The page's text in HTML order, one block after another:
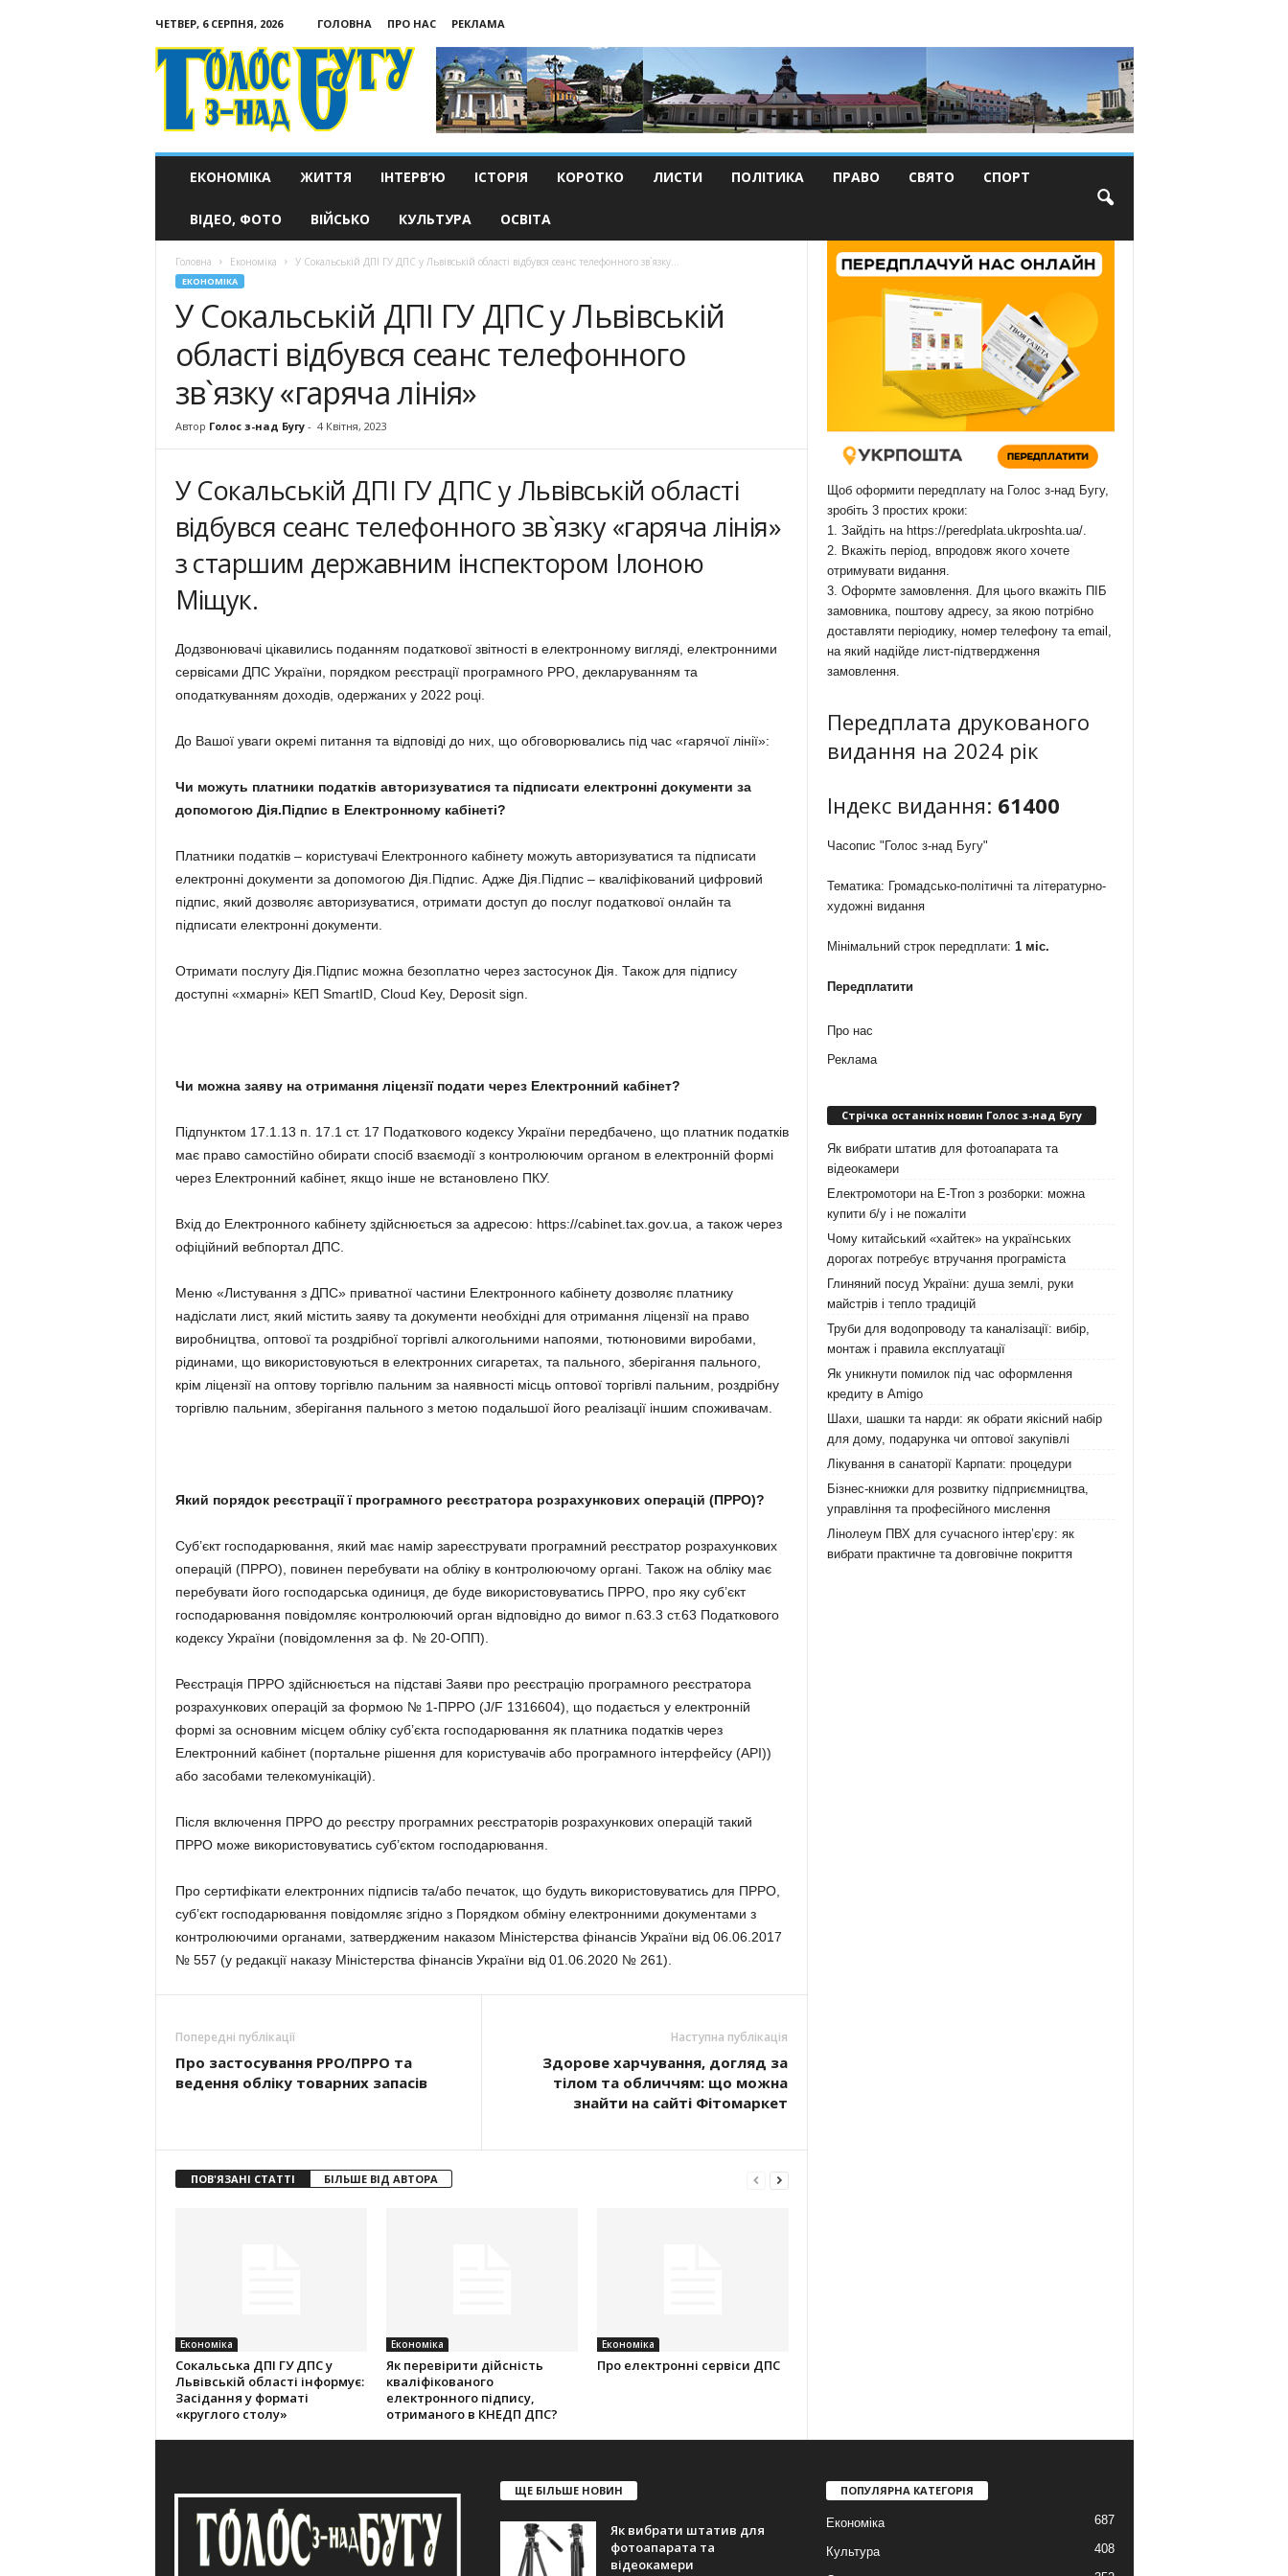
ЧЕТВЕР, 6 СЕРПНЯ, 2026 ГОЛОВНА ПРО НАС
РЕКЛАМА
Голос
з-
ЕКОНОМІКА ЖИТТЯ ІНТЕРВ’Ю ІСТОРІЯ КОРОТКО ЛИСТИ ПОЛІТИКА ПРАВО СВЯТО СПОРТ
ВІДЕО, ФОТО ВІЙСЬКО КУЛЬТУРА ОСВІТА
Головна Економіка У Сокальській ДПІ ГУ ДПС у Львівській області відбувся сеанс телефонного зв`язку...
ЕКОНОМІКА
У Сокальській ДПІ ГУ ДПС у Львівській
області відбувся сеанс телефонного
зв`язку «гаряча лінія»
Автор Голос з-над Бугу- 4 Квітня, 2023
У Сокальській ДПІ ГУ ДПС у Львівській області
відбувся сеанс телефонного зв`язку «гаряча лінія»
з старшим державним інспектором Ілоною
Міщук.
Додзвонювачі цікавились поданням податкової звітності в електронному вигляді, електронними
сервісами ДПС України, порядком реєстрації програмного РРО, декларуванням та
оподаткуванням доходів, одержаних у 2022 році.
До Вашої уваги окремі питання та відповіді до них, що обговорювались під час «гарячої лінії»:
Чи можуть платники податків авторизуватися та підписати електронні документи за
допомогою Дія.Підпис в Електронному кабінеті?
Платники податків – користувачі Електронного кабінету можуть авторизуватися та підписати
електронні документи за допомогою Дія.Підпис. Адже Дія.Підпис – кваліфікований цифровий
підпис, який дозволяє авторизуватися, отримати доступ до послуг податкової онлайн та
підписати електронні документи.
Отримати послугу Дія.Підпис можна безоплатно через застосунок Дія. Також для підпису
доступні «хмарні» КЕП SmartID, Cloud Key, Deposit sign.
Чи можна заяву на отримання ліцензії подати через Електронний кабінет?
Підпунктом 17.1.13 п. 17.1 ст. 17 Податкового кодексу України передбачено, що платник податків
має право самостійно обирати спосіб взаємодії з контролюючим органом в електронній формі
через Електронний кабінет, якщо інше не встановлено ПКУ.
Вхід до Електронного кабінету здійснюється за адресою: https://cabinet.tax.gov.ua, а також через
офіційний вебпортал ДПС.
Меню «Листування з ДПС» приватної частини Електронного кабінету дозволяє платнику
надіслати лист, який містить заяву та документи необхідні для отримання ліцензії на право
виробництва, оптової та роздрібної торгівлі алкогольними напоями, тютюновими виробами,
рідинами, що використовуються в електронних сигаретах, та пального, зберігання пального,
крім ліцензії на оптову торгівлю пальним за наявності місць оптової торгівлі пальним, роздрібну
торгівлю пальним, зберігання пального з метою подальшої його реалізації іншим споживачам.
Який порядок реєстрації ї програмного реєстратора розрахункових операцій (ПРРО)?
Суб’єкт господарювання, який має намір зареєструвати програмний реєстратор розрахункових
операцій (ПРРО), повинен перебувати на обліку в контролюючому органі. Також на обліку має
перебувати його господарська одиниця, де буде використовуватись ПРРО, про яку суб’єкт
господарювання повідомляє контролюючий орган відповідно до вимог п.63.3 ст.63 Податкового
кодексу України (повідомлення за ф. № 20-ОПП).
Реєстрація ПРРО здійснюється на підставі Заяви про реєстрацію програмного реєстратора
розрахункових операцій за формою № 1-ПРРО (J/F 1316604), що подається у електронній
формі за основним місцем обліку суб’єкта господарювання як платника податків через
Електронний кабінет (портальне рішення для користувачів або програмного інтерфейсу (АРІ))
або засобами телекомунікацій).
Після включення ПРРО до реєстру програмних реєстраторів розрахункових операцій такий
ПРРО може використовуватись суб’єктом господарювання.
Про сертифікати електронних підписів та/або печаток, що будуть використовуватись для ПРРО,
суб’єкт господарювання повідомляє згідно з Порядком обміну електронними документами з
контролюючими органами, затвердженим наказом Міністерства фінансів України від 06.06.2017
№ 557 (у редакції наказу Міністерства фінансів України від 01.06.2020 № 261).
Попередні публікації
Про застосування РРО/ПРРО та
ведення обліку товарних запасів
Наступна публікація
Здорове харчування, догляд за
тілом та обличчям: що можна
знайти на сайті Фітомаркет
ПОВ'ЯЗАНІ СТАТТІ БІЛЬШЕ ВІД АВТОРА
Економіка
Cокальська ДПІ ГУ ДПС у
Львівській області інформує:
Засідання у форматі
«круглого столу»
Економіка
Як перевірити дійсність
кваліфікованого
електронного підпису,
отриманого в КНЕДП ДПС?
Економіка
Про електронні сервіси ДПС
Щоб оформити передплату на Голос з-над Бугу,
зробіть 3 простих кроки:
1. Зайдіть на https://peredplata.ukrposhta.ua/.
2. Вкажіть період, впродовж якого хочете
отримувати видання.
3. Оформте замовлення. Для цього вкажіть ПІБ
замовника, поштову адресу, за якою потрібно
доставляти періодику, номер телефону та email,
на який надійде лист-підтвердження
замовлення.
Передплата друкованого
видання на 2024 рік
Індекс видання: 61400
Часопис "Голос з-над Бугу"
Тематика: Громадсько-політичні та літературно-
художні видання
Мінімальний строк передплати: 1 міс.
Передплатити
Про нас
Реклама
Стрічка останніх новин Голос з-над Бугу
Як вибрати штатив для фотоапарата та
відеокамери
Електромотори на E-Tron з розборки: можна
купити б/у і не пожаліти
Чому китайський «хайтек» на українських
дорогах потребує втручання програміста
Глиняний посуд України: душа землі, руки
майстрів і тепло традицій
Труби для водопроводу та каналізації: вибір,
монтаж і правила експлуатації
Як уникнути помилок під час оформлення
кредиту в Amigo
Шахи, шашки та нарди: як обрати якісний набір
для дому, подарунка чи оптової закупівлі
Лікування в санаторії Карпати: процедури
Бізнес-книжки для розвитку підприємництва,
управління та професійного мислення
Лінолеум ПВХ для сучасного інтер’єру: як
вибрати практичне та довговічне покриття
ЩЕ БІЛЬШЕ НОВИН
Як вибрати штатив для
фотоапарата та
відеокамери
ПОПУЛЯРНА КАТЕГОРІЯ
Економіка 687
Культура 408